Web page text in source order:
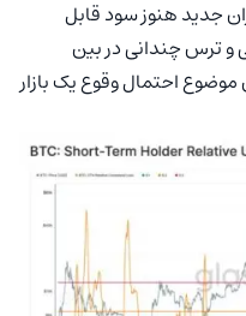
جدید هنوز سود قابل
و ترس چندانی در بین
احتمال وقوع یک بازار